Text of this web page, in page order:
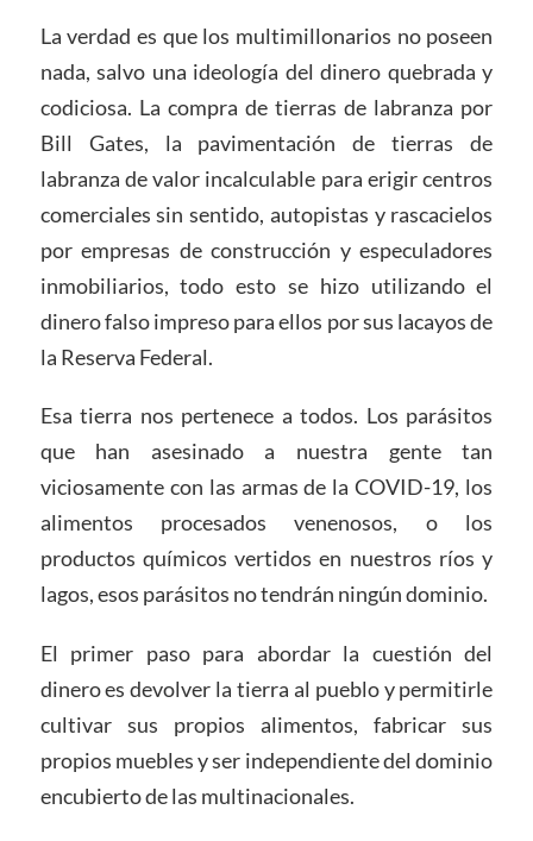
La verdad es que los multimillonarios no poseen
nada, salvo una ideología del dinero quebrada y
codiciosa. La compra de tierras de labranza por
Bill Gates, la pavimentación de tierras de
labranza de valor incalculable para erigir centros
comerciales sin sentido, autopistas y rascacielos
por empresas de construcción y especuladores
inmobiliarios, todo esto se hizo utilizando el
dinero falso impreso para ellos por sus lacayos de
la Reserva Federal.
Esa tierra nos pertenece a todos. Los parásitos
que han asesinado a nuestra gente tan
viciosamente con las armas de la COVID-19, los
alimentos procesados venenosos, o los
productos químicos vertidos en nuestros ríos y
lagos, esos parásitos no tendrán ningún dominio.
El primer paso para abordar la cuestión del
dinero es devolver la tierra al pueblo y permitirle
cultivar sus propios alimentos, fabricar sus
propios muebles y ser independiente del dominio
encubierto de las multinacionales.